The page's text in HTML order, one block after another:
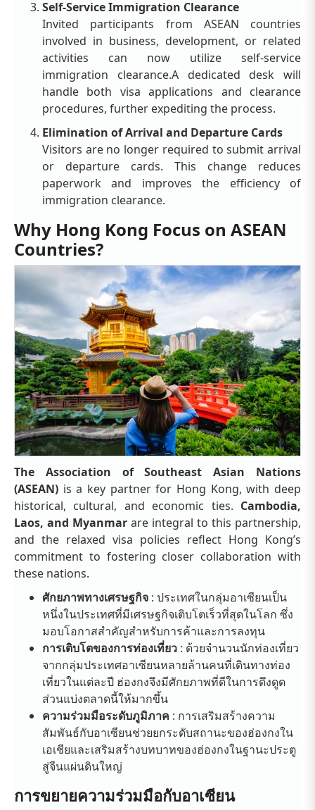
Self-Service Immigration Clearance
Invited participants from ASEAN countries
involved in business, development, or related
activities can now utilize self-service
immigration clearance.A dedicated desk will
handle both visa applications and clearance
procedures, further expediting the process.
Elimination of Arrival and Departure Cards
Visitors are no longer required to submit arrival
or departure cards. This change reduces
paperwork and improves the efficiency of
immigration clearance.
Why Hong Kong Focus on ASEAN
Countries?
The Association of Southeast Asian Nations
(ASEAN) is a key partner for Hong Kong, with deep
historical, cultural, and economic ties. Cambodia,
Laos, and Myanmar are integral to this partnership,
and the relaxed visa policies reflect Hong Kong’s
commitment to fostering closer collaboration with
these nations.
ศักยภาพทางเศรษฐกิจ : ประเทศในกลุ่มอาเซียนเป็น
หนึ่งในประเทศที่มีเศรษฐกิจเติบโตเร็วที่สุดในโลก ซึ่ง
มอบโอกาสสำคัญสำหรับการค้าและการลงทุน
การเติบโตของการท่องเที่ยว : ด้วยจำนวนนักท่องเที่ยว
จากกลุ่มประเทศอาเซียนหลายล้านคนที่เดินทางท่อง
เที่ยวในแต่ละปี ฮ่องกงจึงมีศักยภาพที่ดีในการดึงดูด
ส่วนแบ่งตลาดนี้ให้มากขึ้น
ความร่วมมือระดับภูมิภาค : การเสริมสร้างความ
สัมพันธ์กับอาเซียนช่วยยกระดับสถานะของฮ่องกงใน
เอเชียและเสริมสร้างบทบาทของฮ่องกงในฐานะประตู
สู่จีนแผ่นดินใหญ่
การขยายความร่วมมือกับอาเซียน